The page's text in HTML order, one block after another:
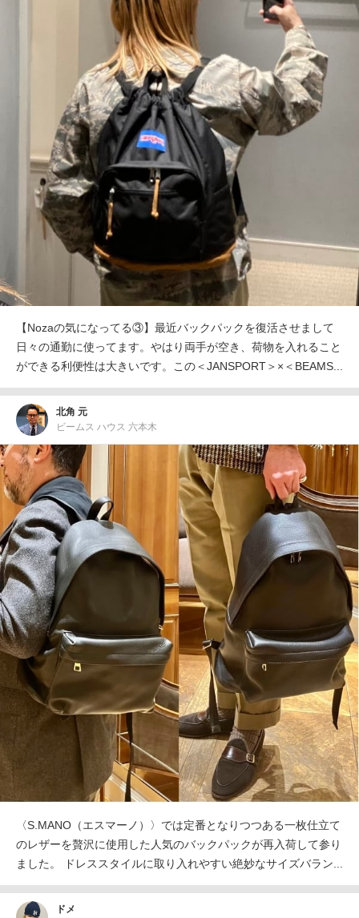
【Nozaの気になってる③】最近バックパックを復活させまして
日々の通勤に使ってます。やはり両手が空き、荷物を入れること
ができる利便性は大きいです。この＜JANSPORT＞×＜BEAMS...
北角 元
ビームス ハウス 六本木
〈S.MANO（エスマーノ）〉では定番となりつつある一枚仕立て
のレザーを贅沢に使用した人気のバックパックが再入荷して参り
ました。 ドレススタイルに取り入れやすい絶妙なサイズバラン...
ドメ